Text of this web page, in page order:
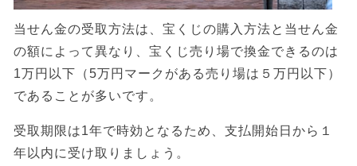
当せん金の受取方法は、宝くじの購入方法と当せん金
の額によって異なり、宝くじ売り場で換金できるのは
1万円以下（5万円マークがある売り場は５万円以下）
であることが多いです。
受取期限は1年で時効となるため、支払開始日から１
年以内に受け取りましょう。